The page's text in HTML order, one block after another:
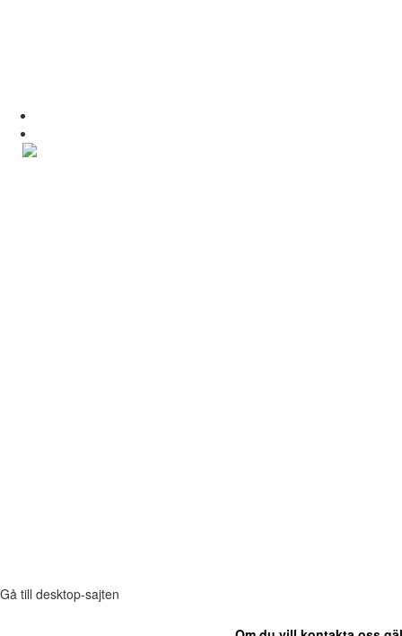
Gå till desktop-sajten